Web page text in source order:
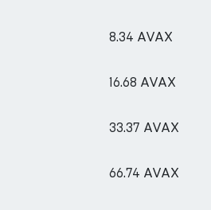
8.34 AVAX
16.68 AVAX
33.37 AVAX
66.74 AVAX